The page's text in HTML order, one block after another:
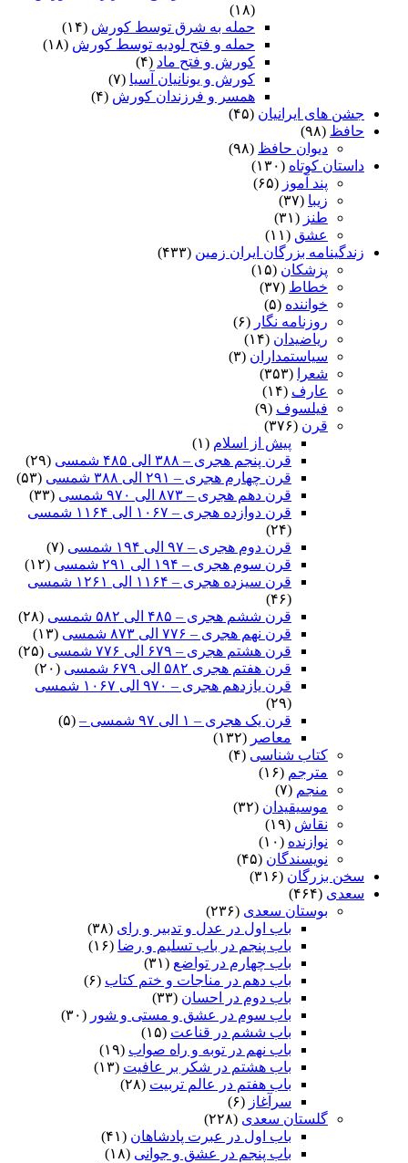
(۱۸)
حمله به شرق توسط کورش (۱۴)
حمله و فتح لودیه توسط کورش (۱۸)
کورش و فتح ماد (۴)
کورش و یونانیان آسیا (۷)
همسر و فرزندان کورش (۴)
جشن های ایرانیان (۴۵)
حافظ (۹۸)
دیوان حافظ (۹۸)
داستان کوتاه (۱۳۰)
پند آموز (۶۵)
زیبا (۳۷)
طنز (۳۱)
عشق (۱۱)
زندگینامه بزرگان ایران زمین (۴۳۳)
پزشکان (۱۵)
خطاط (۳۷)
خواننده (۵)
روزنامه نگار (۶)
ریاضیدان (۱۴)
سیاستمداران (۳)
شعرا
(۳۵۳)
عارف (۱۴)
فیلسوف (۹)
قرن (۳۷۶)
پیش از اسلام (۱)
قرن پنجم هجری – ۳۸۸ الی ۴۸۵ شمسی
(۲۹)
قرن چهارم هجری – ۲۹۱ الی ۳۸۸ شمسی
(۵۳)
قرن دهم هجری – ۸۷۳ الی ۹۷۰ شمسی
(۳۳)
قرن دوازده هجری – ۱۰۶۷ الی ۱۱۶۴ شمسی
(۲۴)
قرن دوم هجری – ۹۷ الی ۱۹۴ شمسی
(۷)
قرن سوم هجری – ۱۹۴ الی ۲۹۱ شمسی
(۱۲)
قرن سیزده هجری – ۱۱۶۴ الی ۱۲۶۱ شمسی
(۴۶)
قرن ششم هجری – ۴۸۵ الی ۵۸۲ شمسی
(۲۸)
قرن نهم هجری – ۷۷۶ الی ۸۷۳ شمسی
(۱۳)
قرن هشتم هجری – ۶۷۹ الی ۷۷۶ شمسی
(۲۵)
قرن هفتم هجری ۵۸۲ الی ۶۷۹ شمسی
(۲۰)
قرن یازدهم هجری – ۹۷۰ الی ۱۰۶۷ شمسی
(۲۹)
قرن یک هجری – ۱ الی ۹۷ شمسی –
(۵)
معاصر (۱۳۲)
کتاب شناسی (۴)
مترجم (۱۶)
منجم (۷)
موسیقیدان (۳۲)
نقاش (۱۹)
نوازنده (۱۰)
نویسندگان (۴۵)
سخن بزرگان (۳۱۶)
سعدی (۴۶۴)
بوستان سعدی (۲۳۶)
باب اول در عدل و تدبیر و رای (۳۸)
باب پنجم در باب تسلیم و رضا (۱۶)
باب چهارم در تواضع (۳۱)
باب دهم در مناجات و ختم کتاب (۶)
باب دوم در احسان (۳۳)
باب سوم در عشق و مستی و شور (۳۰)
باب ششم در قناعت (۱۵)
باب نهم در توبه و راه صواب (۱۹)
باب هشتم در شکر بر عافیت (۱۳)
باب هفتم در عالم تربیت (۲۸)
سرآغاز (۶)
گلستان سعدی (۲۲۸)
باب اول در عبرت پادشاهان (۴۱)
باب پنجم در عشق و جوانى (۱۸)